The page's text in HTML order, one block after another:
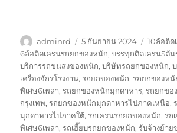
ผู้
เขียน
adminrd
เขียน
เมื่อ
5 กันยายน 2024
ป้าย
กำกับ
10ล้อติด
6ล้อติดเครนรถยกของหนัก,บรรทุกติดเครน5ตั
บริการรถขนสงของหนัก,บริษัทรถยกของหนัก,
เครื่องจักรโรงงาน,รถยกของหนัก,รถยกของหนั
พิเศษ6เพลา,รถยกของหนักมุกดาหาร,รถยกขอ
กรุงเทพ,รถยกของหนักมุกดาหารไปภาคเหนือ,
มุกดาหารไปภาคใต้,รถเครนรถยกของหนัก,รถ
พิเศษ6เพลา,รถเฮี๊ยบรถยกของหนัก,รับจ้างย้า